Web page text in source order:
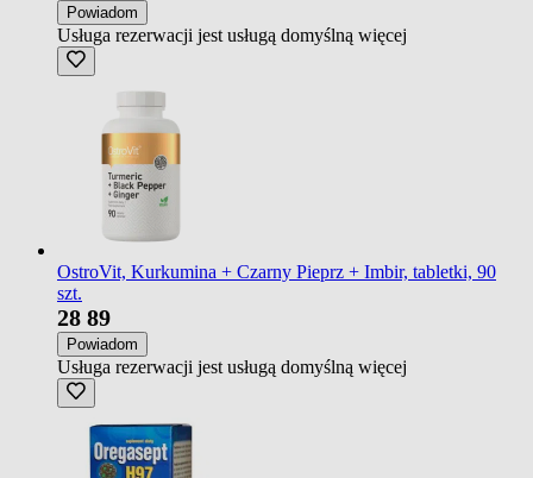
Powiadom
Usługa rezerwacji jest usługą domyślną więcej
OstroVit, Kurkumina + Czarny Pieprz + Imbir, tabletki, 90
szt.
28 89
Powiadom
Usługa rezerwacji jest usługą domyślną więcej